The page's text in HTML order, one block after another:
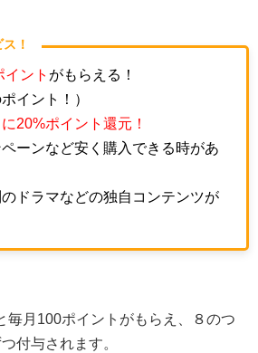
！
ント がもらえる！
イント！）
20%ポイント還元！
ペーンなど安く購入できる時があ
のドラマなどの独自コンテンツが
毎月100ポイントがもらえ、８のつ
付与されます。